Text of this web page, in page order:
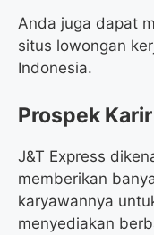
Anda juga dapat
situs lowongan
Indonesia.
Prospek
J&T Express
memberikan
karyawannya
menyediakan